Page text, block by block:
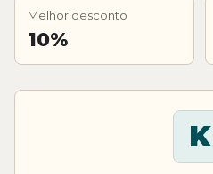
Melhor desconto
10%
K